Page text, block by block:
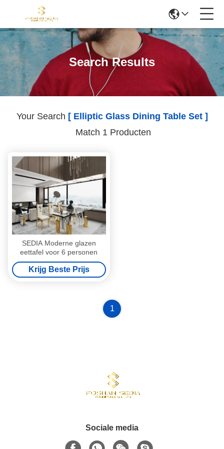
Search Results
Your Search [ Elliptic Glass Dining Table Set ]
Match 1 Producten
SEDIA Moderne glazen
eettafel voor 6 personen
Krijg Beste Prijs
1
Sociale media